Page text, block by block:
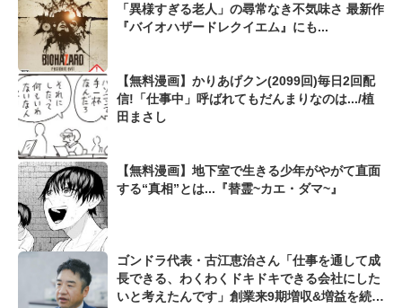
「異様すぎる老人」の尋常なき不気味さ 最新作
『バイオハザードレクイエム』にも...
【無料漫画】かりあげクン(2099回)毎日2回配
信!「仕事中」呼ばれてもだんまりなのは.../植
田まさし
【無料漫画】地下室で生きる少年がやがて直面
する“真相”とは...『替霊~カエ・ダマ~』
ゴンドラ代表・古江恵治さん「仕事を通して成
長できる、わくわくドキドキできる会社にした
いと考えたんです」創業来9期増収&増益を続け